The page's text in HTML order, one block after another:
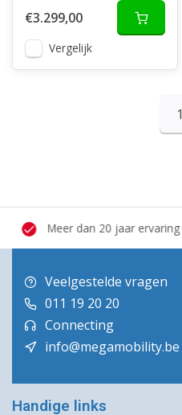
€3.299,00
Vergelijk
1
Meer dan 20 jaar ervaring
Veelgestelde vragen
011 19 20 20
Connecting
info@megamobility.be
Handige links